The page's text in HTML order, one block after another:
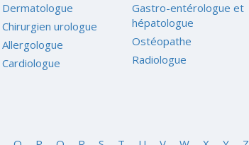
Dermatologue
Chirurgien urologue
Allergologue
Cardiologue
Gastro-entérologue et
hépatologue
Ostéopathe
Radiologue